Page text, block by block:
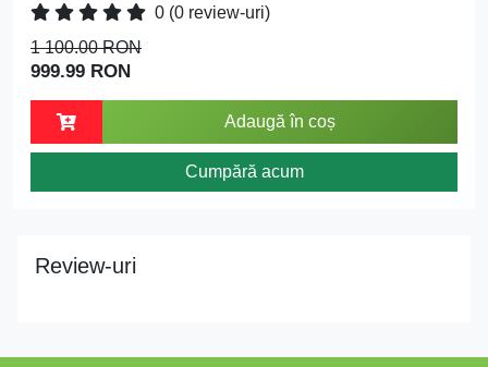
0 (0 review-uri)
1 100.00 RON
999.99 RON
Adaugă în coș
Cumpără acum
Review-uri